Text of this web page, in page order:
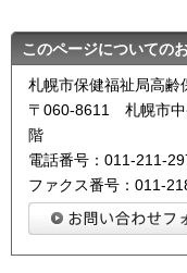
このページについての
札幌市保健福祉局高齢
〒060-8611 札幌市
階
電話番号：011-211-
ファクス番号：011-